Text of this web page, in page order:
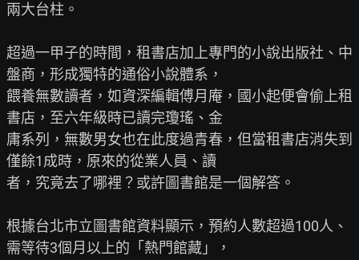
兩大台柱。
超過一甲子的時間，租書店加上專門的小說出版社、中
盤商，形成獨特的通俗小說體系，
餵養無數讀者，如資深編輯傅月庵，國小起便會偷上租
書店，至六年級時已讀完瓊瑤、金
庸系列，無數男女也在此度過青春，但當租書店消失到
僅餘1成時，原來的從業人員、讀
者，究竟去了哪裡？或許圖書館是一個解答。
根據台北市立圖書館資料顯示，預約人數超過100人、
需等待3個月以上的「熱門館藏」，